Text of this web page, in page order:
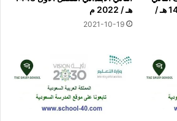
الابتدائي الفصل الاول 1443 هـ /
هـ / 2022 م
2021-10-19